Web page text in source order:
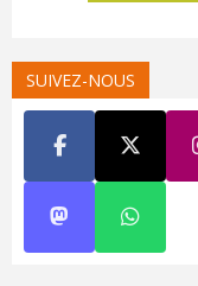
SUIVEZ-NOUS